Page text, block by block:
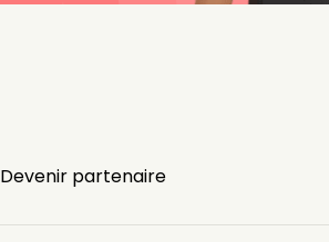
Devenir partenaire